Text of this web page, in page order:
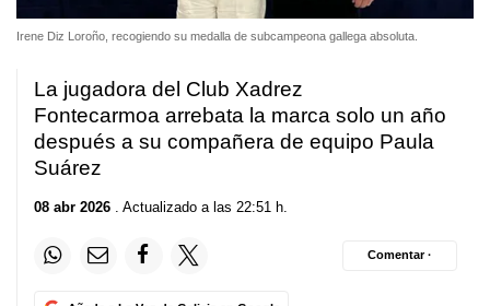
Irene Diz Loroño, recogiendo su medalla de subcampeona gallega absoluta.
La jugadora del Club Xadrez
Fontecarmoa arrebata la marca solo un año
después a su compañera de equipo Paula
Suárez
08 abr 2026 . Actualizado a las 22:51 h.
Comentar ·